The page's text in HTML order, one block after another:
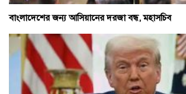
বাংলাদেশের জন্য আসিয়ানের দরজা বন্ধ, মহাসচিব